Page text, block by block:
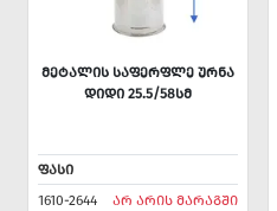
ᲛᲔᲢᲐᲚᲘᲡ ᲡᲐᲤᲔᲠᲤᲚᲔ ᲣᲠᲜᲐ
ᲓᲘᲓᲘ 25.5/58ᲡᲛ
ᲤᲐᲡᲘ
1610-2644
ᲐᲠ ᲐᲠᲘᲡ ᲛᲐᲠᲐᲒᲨᲘ